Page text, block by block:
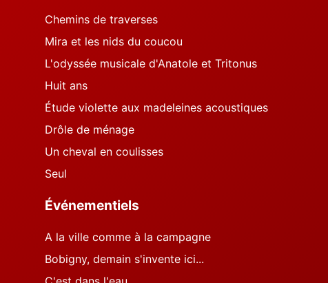
Chemins de traverses
Mira et les nids du coucou
L'odyssée musicale d'Anatole et Tritonus
Huit ans
Étude violette aux madeleines acoustiques
Drôle de ménage
Un cheval en coulisses
Seul
Événementiels
A la ville comme à la campagne
Bobigny, demain s'invente ici...